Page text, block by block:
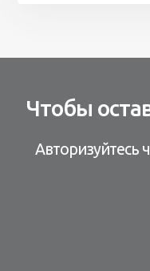
Чтобы
Авторизуйтесь